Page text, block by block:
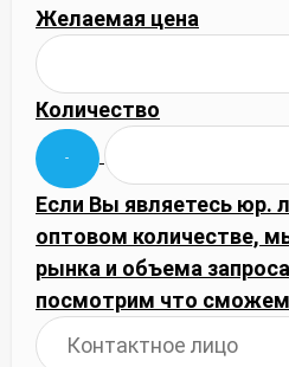
Желаемая цена
Количество
Если Вы являетесь юр.
оптовом количестве,
рынка и объема
посмотрим что